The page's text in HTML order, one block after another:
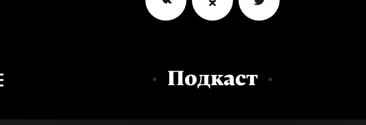
Подкаст